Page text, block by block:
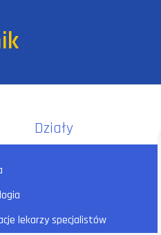
Działy
lekarzy specjalistów